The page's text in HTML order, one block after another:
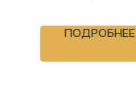
ПОДРОБНЕЕ